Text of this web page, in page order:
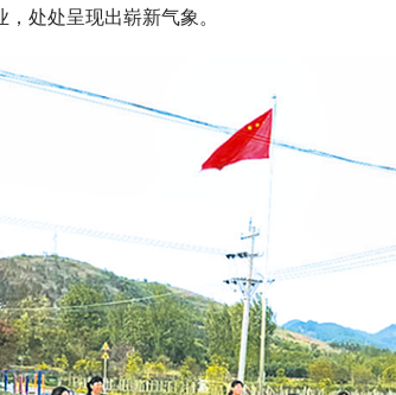
处处呈现出崭新气象。